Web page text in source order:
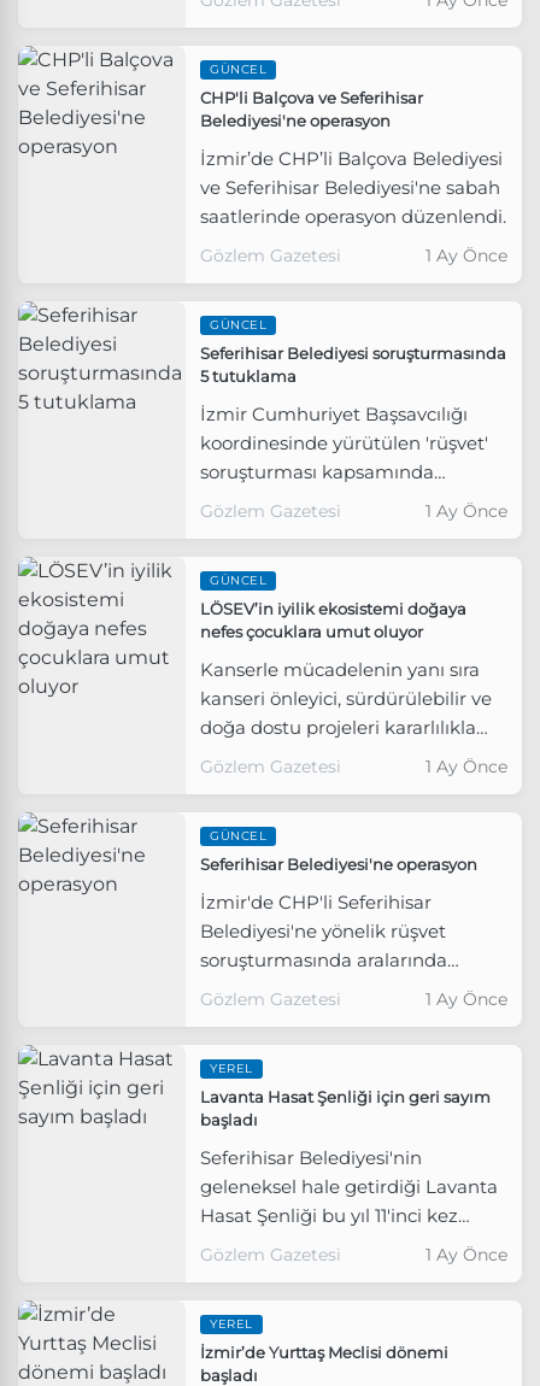
GÜNCEL
CHP'li Balçova ve Seferihisar
Belediyesi'ne operasyon
İzmir’de CHP’li Balçova Belediyesi
ve Seferihisar Belediyesi'ne sabah
saatlerinde operasyon düzenlendi.
Gözlem Gazetesi 1 Ay Önce
GÜNCEL
Seferihisar Belediyesi soruşturmasında
5 tutuklama
İzmir Cumhuriyet Başsavcılığı
koordinesinde yürütülen 'rüşvet'
soruşturması kapsamında
gözaltına alınan, aralarında
aralarında bulunduğu 5 kişi
tutuklandı.
Gözlem Gazetesi 1 Ay Önce
GÜNCEL
LÖSEV’in iyilik ekosistemi doğaya
nefes çocuklara umut oluyor
Kanserle mücadelenin yanı sıra
kanseri önleyici, sürdürülebilir ve
doğa dostu projeleri kararlılıkla
hayata geçiren LÖSEV,
Kasabası’nda ekolojik dengeyi
korumaya devam ediyor.
Gözlem Gazetesi 1 Ay Önce
GÜNCEL
Seferihisar Belediyesi'ne operasyon
İzmir'de CHP'li Seferihisar
Belediyesi'ne yönelik rüşvet
soruşturmasında aralarında
Başkan Yardımcısı Gökhan
Gözlem Gazetesi 1 Ay Önce
YEREL
Lavanta Hasat Şenliği için geri sayım
başladı
Seferihisar Belediyesi'nin
geleneksel hale getirdiği Lavanta
Hasat Şenliği bu yıl 11'inci kez
düzenlenecek.
Gözlem Gazetesi 1 Ay Önce
YEREL
İzmir’de Yurttaş Meclisi dönemi
başladı